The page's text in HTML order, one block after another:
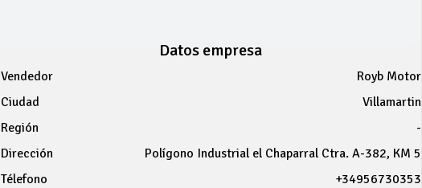
Datos empresa
Vendedor
Royb Motor
Ciudad
Villamartin
Región
-
Dirección
Polígono Industrial el Chaparral Ctra. A-382, KM 5
Télefono
+34956730353